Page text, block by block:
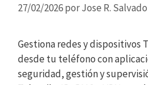
27/02/2026porJose R.
Gestiona redes y dispositivos
desde tu teléfono con
seguridad, gestión y